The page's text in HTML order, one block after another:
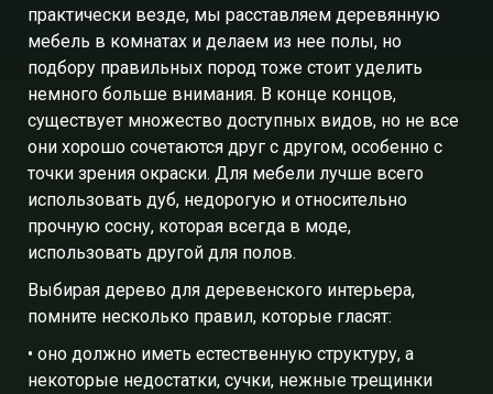
практически везде, мы расставляем деревянную
мебель в комнатах и делаем из нее полы, но
подбору правильных пород тоже стоит уделить
немного больше внимания. В конце концов,
существует множество доступных видов, но не все
они хорошо сочетаются друг с другом, особенно с
точки зрения окраски. Для мебели лучше всего
использовать дуб, недорогую и относительно
прочную сосну, которая всегда в моде,
использовать другой для полов.
Выбирая дерево для деревенского интерьера,
помните несколько правил, которые гласят:
• оно должно иметь естественную структуру, а
некоторые недостатки, сучки, нежные трещинки